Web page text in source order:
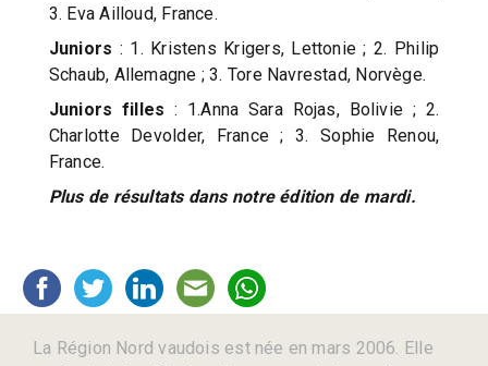
3. Eva Ailloud, France.
Juniors : 1. Kristens Krigers, Lettonie ; 2. Philip
Schaub, Allemagne ; 3. Tore Navrestad, Norvège.
Juniors filles : 1.Anna Sara Rojas, Bolivie ; 2.
Charlotte Devolder, France ; 3. Sophie Renou,
France.
Plus de résultats dans notre édition de mardi.
La Région Nord vaudois est née en mars 2006. Elle